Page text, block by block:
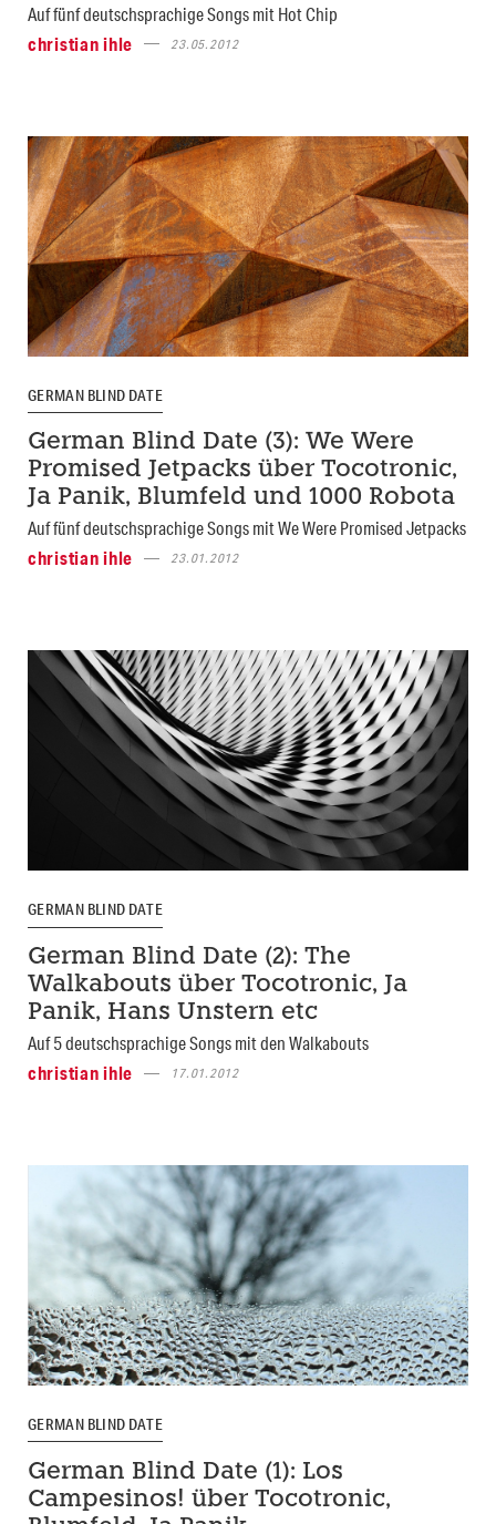
Auf fünf deutschsprachige Songs mit Hot Chip
christian ihle
23.05.2012
GERMAN BLIND DATE
German Blind Date (3): We Were
Promised Jetpacks über Tocotronic,
Ja Panik, Blumfeld und 1000 Robota
Auf fünf deutschsprachige Songs mit We Were Promised Jetpacks
christian ihle
23.01.2012
GERMAN BLIND DATE
German Blind Date (2): The
Walkabouts über Tocotronic, Ja
Panik, Hans Unstern etc
Auf 5 deutschsprachige Songs mit den Walkabouts
christian ihle
17.01.2012
GERMAN BLIND DATE
German Blind Date (1): Los
Campesinos! über Tocotronic,